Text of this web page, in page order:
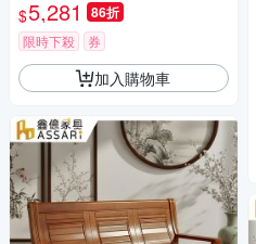
$5,281 86折
限時下殺 券
加入購物車